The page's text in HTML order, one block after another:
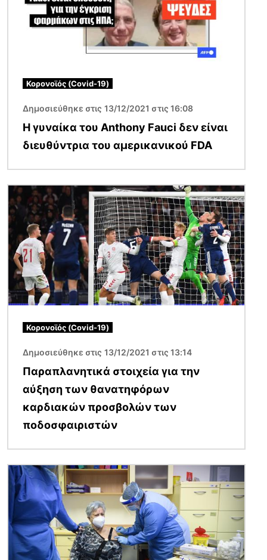
Κορονοϊός (Covid-19)
Δημοσιεύθηκε στις 13/12/2021 στις 16:08
Η γυναίκα του Anthony Fauci δεν είναι
διευθύντρια του αμερικανικού FDA
Εικόνα
Κορονοϊός (Covid-19)
Δημοσιεύθηκε στις 13/12/2021 στις 13:14
Παραπλανητικά στοιχεία για την
αύξηση των θανατηφόρων
καρδιακών προσβολών των
ποδοσφαιριστών
Εικόνα